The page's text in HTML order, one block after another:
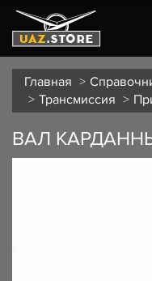
Главная
Трансмиссия
ВАЛ